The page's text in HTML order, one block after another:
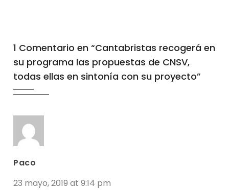
1 Comentario en “Cantabristas recogerá en
su programa las propuestas de CNSV,
todas ellas en sintonía con su proyecto”
Paco
23 mayo, 2019 at 9:14 pm